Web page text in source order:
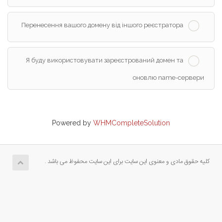
Перенесення вашого домену від іншого реєстратора
Я буду використовувати зареєстрований домен та
оновлю name-сервери
Powered by WHMCompleteSolution
کلیه حقوق مادی و معنوی این سایت برای این سایت محفوظ می باشد .